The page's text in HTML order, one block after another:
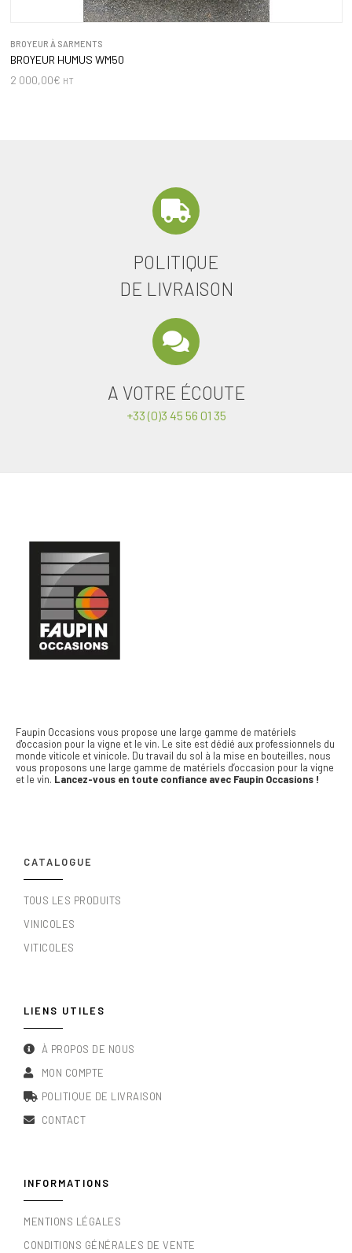
BROYEUR À SARMENTS
BROYEUR HUMUS WM50
2 000,00€ HT
POLITIQUE
DE LIVRAISON
A VOTRE ÉCOUTE
+33 (0)3 45 56 01 35
Faupin Occasions vous propose une large gamme de matériels
d'occasion pour la vigne et le vin. Le site est dédié aux professionnels du
monde viticole et vinicole. Du travail du sol à la mise en bouteilles, nous
vous proposons une large gamme de matériels d’occasion pour la vigne
et le vin. Lancez-vous en toute confiance avec Faupin Occasions !
CATALOGUE
TOUS LES PRODUITS
VINICOLES
VITICOLES
LIENS UTILES
À PROPOS DE NOUS
MON COMPTE
POLITIQUE DE LIVRAISON
CONTACT
INFORMATIONS
MENTIONS LÉGALES
CONDITIONS GÉNÉRALES DE VENTE